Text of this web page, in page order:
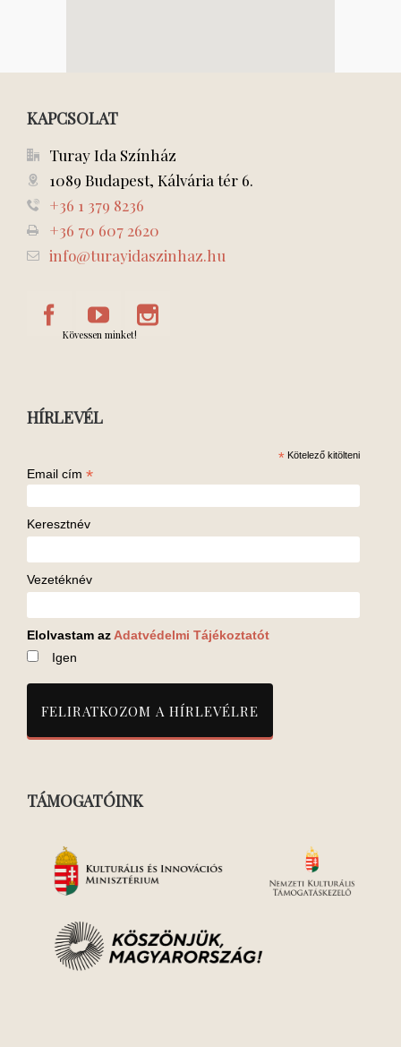
KAPCSOLAT
Turay Ida Színház
1089 Budapest, Kálvária tér 6.
+36 1 379 8236
+36 70 607 2620
info@turayidaszinhaz.hu
Kövessen minket!
HÍRLEVÉL
* Kötelező kitölteni
Email cím *
Keresztnév
Vezetéknév
Elolvastam az Adatvédelmi Tájékoztatót
Igen
TÁMOGATÓINK